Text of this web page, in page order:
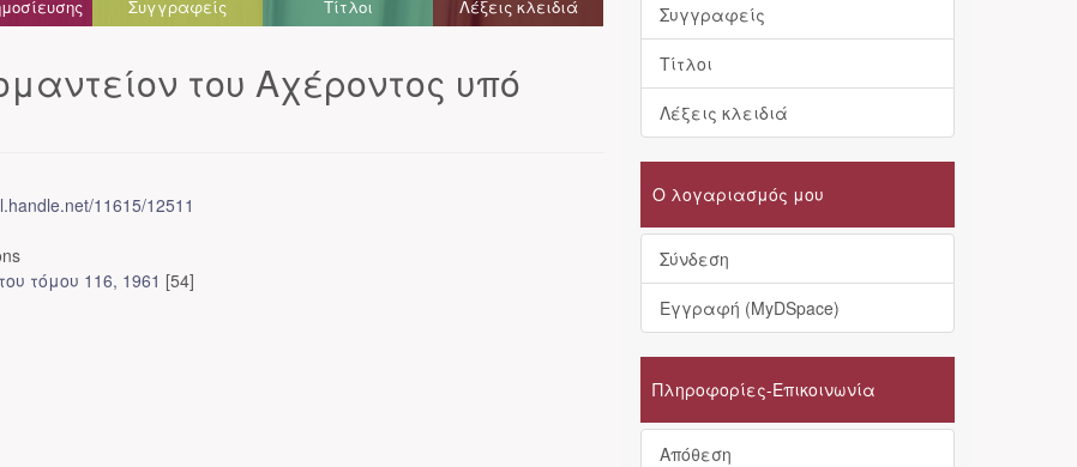
Συγγραφείς Τίτλοι Λέξεις κλειδιά
του Αχέροντος υπό
11615/12511
τόμου 116, 1961 [54]
Συγγραφείς
Τίτλοι
Λέξεις κλειδιά
Ο λογαριασμός μου
Σύνδεση
Εγγραφή (MyDSpace)
Πληροφορίες-Επικοινωνία
Απόθεση